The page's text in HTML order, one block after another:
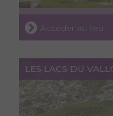
Accéder au lieu
LES LACS DU